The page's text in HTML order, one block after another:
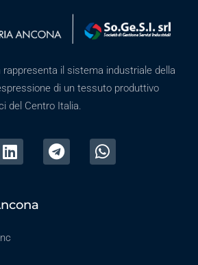
il sistema industriale della
di un tessuto produttivo
del Centro Italia.